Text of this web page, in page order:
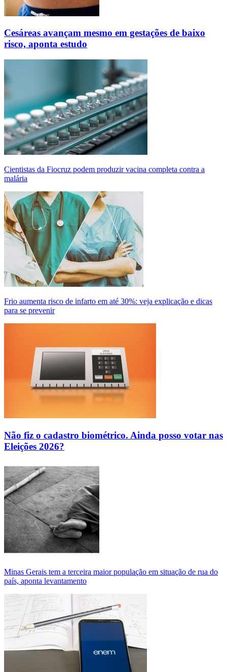
Cesáreas avançam mesmo em gestações de baixo
risco, aponta estudo
Cientistas da Fiocruz podem produzir vacina completa contra a
malária
Frio aumenta risco de infarto em até 30%: veja explicação e dicas
para se prevenir
Não fiz o cadastro biométrico. Ainda posso votar nas
Eleições 2026?
Minas Gerais tem a terceira maior população em situação de rua do
país, aponta levantamento